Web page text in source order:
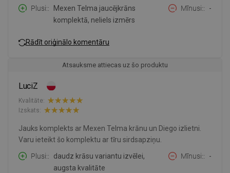
Plusi:
Mexen Telma jaucējkrāns
komplektā, neliels izmērs
Mīnusi: -
Rādīt oriģinālo komentāru
Atsauksme attiecas uz šo produktu
LuciZ
Kvalitāte:
Izskats:
Jauks komplekts ar Mexen Telma krānu un Diego izlietni.
Varu ieteikt šo komplektu ar tīru sirdsapziņu.
Plusi:
daudz krāsu variantu izvēlei,
augsta kvalitāte
Mīnusi: -